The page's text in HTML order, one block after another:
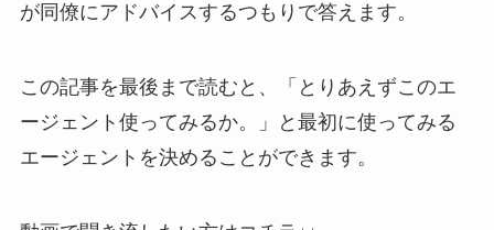
が同僚にアドバイスするつもりで答えます。
この記事を最後まで読むと、「とりあえずこのエ
ージェント使ってみるか。」と最初に使ってみる
エージェントを決めることができます。